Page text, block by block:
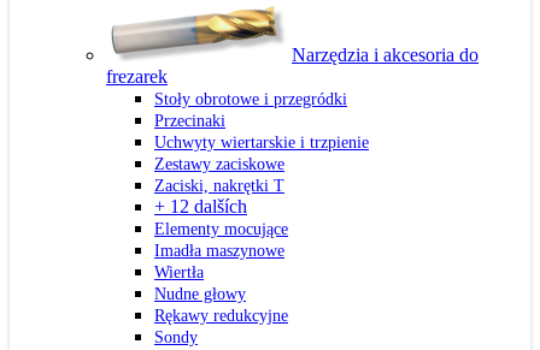
Narzędzia i akcesoria do
frezarek
Stoły obrotowe i przegródki
Przecinaki
Uchwyty wiertarskie i trzpienie
Zestawy zaciskowe
Zaciski, nakrętki T
+ 12 dalších
Elementy mocujące
Imadła maszynowe
Wiertła
Nudne głowy
Rękawy redukcyjne
Sondy